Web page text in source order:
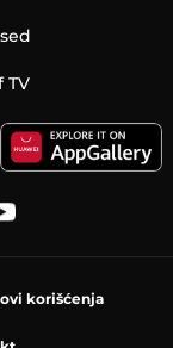
TV
korišćenja